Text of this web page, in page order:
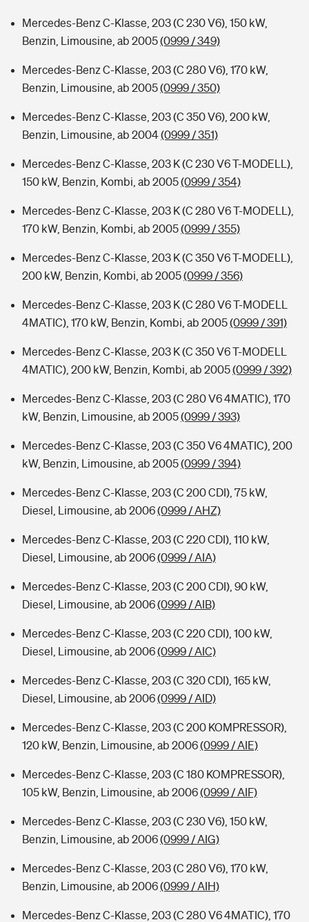
Mercedes-Benz C-Klasse, 203 (C 230 V6), 150 kW,
Benzin, Limousine, ab 2005(0999 / 349)
Mercedes-Benz C-Klasse, 203 (C 280 V6), 170 kW,
Benzin, Limousine, ab 2005(0999 / 350)
Mercedes-Benz C-Klasse, 203 (C 350 V6), 200 kW,
Benzin, Limousine, ab 2004(0999 / 351)
Mercedes-Benz C-Klasse, 203 K (C 230 V6 T-MODELL),
150 kW, Benzin, Kombi, ab 2005(0999 / 354)
Mercedes-Benz C-Klasse, 203 K (C 280 V6 T-MODELL),
170 kW, Benzin, Kombi, ab 2005(0999 / 355)
Mercedes-Benz C-Klasse, 203 K (C 350 V6 T-MODELL),
200 kW, Benzin, Kombi, ab 2005(0999 / 356)
Mercedes-Benz C-Klasse, 203 K (C 280 V6 T-MODELL
4MATIC), 170 kW, Benzin, Kombi, ab 2005(0999 / 391)
Mercedes-Benz C-Klasse, 203 K (C 350 V6 T-MODELL
4MATIC), 200 kW, Benzin, Kombi, ab 2005(0999 / 392)
Mercedes-Benz C-Klasse, 203 (C 280 V6 4MATIC), 170
kW, Benzin, Limousine, ab 2005(0999 / 393)
Mercedes-Benz C-Klasse, 203 (C 350 V6 4MATIC), 200
kW, Benzin, Limousine, ab 2005(0999 / 394)
Mercedes-Benz C-Klasse, 203 (C 200 CDI), 75 kW,
Diesel, Limousine, ab 2006(0999 / AHZ)
Mercedes-Benz C-Klasse, 203 (C 220 CDI), 110 kW,
Diesel, Limousine, ab 2006(0999 / AIA)
Mercedes-Benz C-Klasse, 203 (C 200 CDI), 90 kW,
Diesel, Limousine, ab 2006(0999 / AIB)
Mercedes-Benz C-Klasse, 203 (C 220 CDI), 100 kW,
Diesel, Limousine, ab 2006(0999 / AIC)
Mercedes-Benz C-Klasse, 203 (C 320 CDI), 165 kW,
Diesel, Limousine, ab 2006(0999 / AID)
Mercedes-Benz C-Klasse, 203 (C 200 KOMPRESSOR),
120 kW, Benzin, Limousine, ab 2006(0999 / AIE)
Mercedes-Benz C-Klasse, 203 (C 180 KOMPRESSOR),
105 kW, Benzin, Limousine, ab 2006(0999 / AIF)
Mercedes-Benz C-Klasse, 203 (C 230 V6), 150 kW,
Benzin, Limousine, ab 2006(0999 / AIG)
Mercedes-Benz C-Klasse, 203 (C 280 V6), 170 kW,
Benzin, Limousine, ab 2006(0999 / AIH)
Mercedes-Benz C-Klasse, 203 (C 280 V6 4MATIC), 170